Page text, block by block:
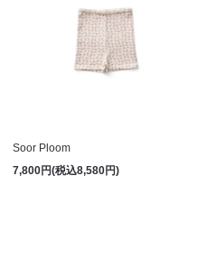
Soor Ploom
7,800円(税込8,580円)